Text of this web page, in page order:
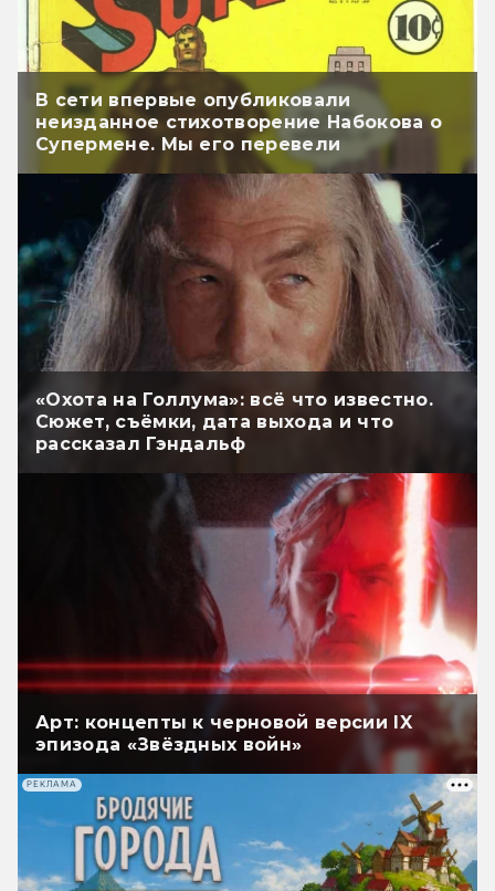
В сети впервые опубликовали
неизданное стихотворение Набокова о
Супермене. Мы его перевели
«Охота на Голлума»: всё что известно.
Сюжет, съёмки, дата выхода и что
рассказал Гэндальф
Арт: концепты к черновой версии IX
эпизода «Звёздных войн»
РЕКЛАМА